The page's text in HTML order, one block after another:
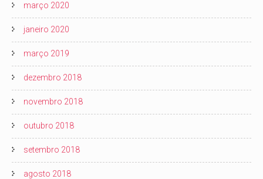
março 2020
janeiro 2020
março 2019
dezembro 2018
novembro 2018
outubro 2018
setembro 2018
agosto 2018